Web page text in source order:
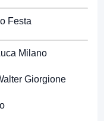
Festa
Milano
Giorgione